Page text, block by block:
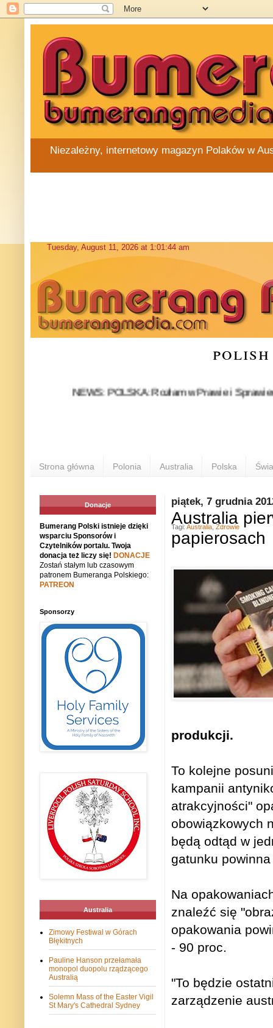
Niezależny, internetowy magazyn Polaków w
NEWS: POLSKA: Rozłam w Prawie i
Strona główna Polonia Australia Polska
piątek, 7 grudnia
Australia
papierosach
produkcji.
To kolejne
kampanii
atrakcyjności"
obowiązkowych
będą odtąd w
gatunku
Na
znaleźć się
opakowania
- 90 proc.
"To będzie
zarządzenie
Tagi: Australia Zdrowie
Donacje
Bumerang Polski istnieje dzięki
wsparciu Sponsorów i
Czytelników portalu. Twoja
donacja też liczy się! DONACJE
Zostań stałym lub czasowym
patronem Bumeranga Polskiego:
PATREON
Sponsorzy
Australia
Zimowy Festiwal w Górach
Błękitnych
Pauline Hanson przełamała
monopol duopolu rządzącego
Australią
Solemn Mass of the Easter Vigil
St Mary's Cathedral Sydney